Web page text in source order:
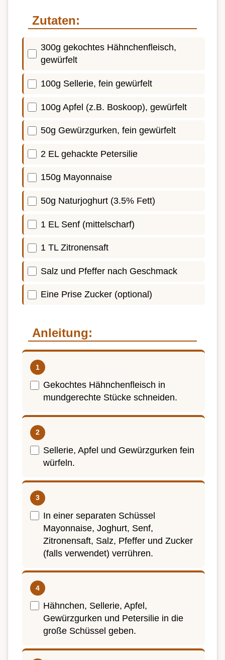
Zutaten:
300g gekochtes Hähnchenfleisch,
gewürfelt
100g Sellerie, fein gewürfelt
100g Apfel (z.B. Boskoop), gewürfelt
50g Gewürzgurken, fein gewürfelt
2 EL gehackte Petersilie
150g Mayonnaise
50g Naturjoghurt (3.5% Fett)
1 EL Senf (mittelscharf)
1 TL Zitronensaft
Salz und Pfeffer nach Geschmack
Eine Prise Zucker (optional)
Anleitung:
Gekochtes Hähnchenfleisch in
mundgerechte Stücke schneiden.
Sellerie, Apfel und Gewürzgurken fein
würfeln.
In einer separaten Schüssel
Mayonnaise, Joghurt, Senf,
Zitronensaft, Salz, Pfeffer und Zucker
(falls verwendet) verrühren.
Hähnchen, Sellerie, Apfel,
Gewürzgurken und Petersilie in die
große Schüssel geben.